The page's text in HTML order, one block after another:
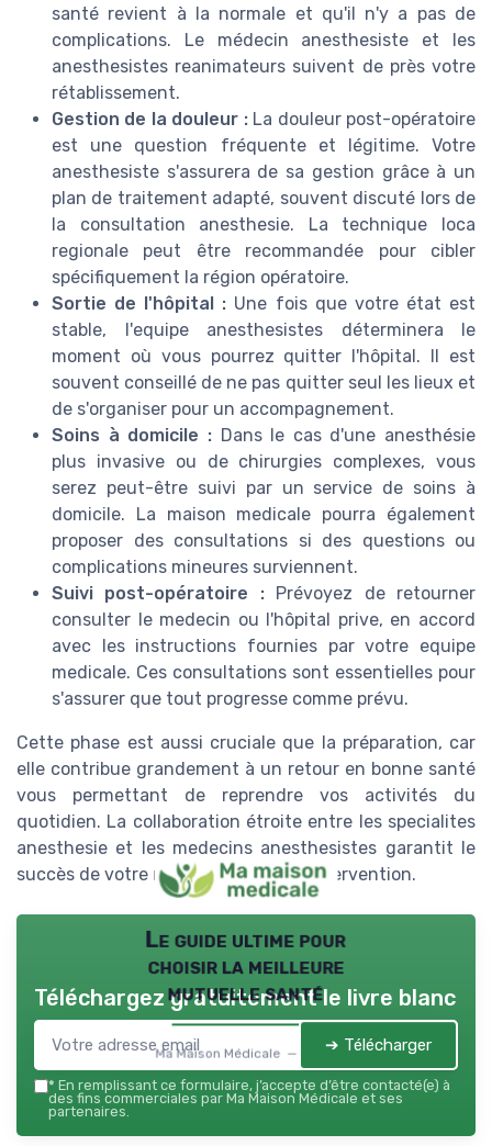
santé revient à la normale et qu'il n'y a pas de
complications. Le médecin anesthesiste et les
anesthesistes reanimateurs suivent de près votre
rétablissement.
Gestion de la douleur :La douleur post-opératoire
est une question fréquente et légitime. Votre
anesthesiste s'assurera de sa gestion grâce à un
plan de traitement adapté, souvent discuté lors de
la consultation anesthesie. La technique loca
regionale peut être recommandée pour cibler
spécifiquement la région opératoire.
Sortie de l'hôpital : Une fois que votre état est
stable, l'equipe anesthesistes déterminera le
moment où vous pourrez quitter l'hôpital. Il est
souvent conseillé de ne pas quitter seul les lieux et
de s'organiser pour un accompagnement.
Soins à domicile :Dans le cas d'une anesthésie
plus invasive ou de chirurgies complexes, vous
serez peut-être suivi par un service de soins à
domicile. La maison medicale pourra également
proposer des consultations si des questions ou
complications mineures surviennent.
Suivi post-opératoire :Prévoyez de retourner
consulter le medecin ou l'hôpital prive, en accord
avec les instructions fournies par votre equipe
medicale. Ces consultations sont essentielles pour
s'assurer que tout progresse comme prévu.
Cette phase est aussi cruciale que la préparation, car
elle contribue grandement à un retour en bonne santé
vous permettant de reprendre vos activités du
quotidien. La collaboration étroite entre les specialites
anesthesie et les medecins anesthesistes garantit le
succès de votre récupération post-intervention.
Le guide ultime pour
choisir la meilleure
mutuelle santé
Ma Maison Médicale — 2026
Téléchargez gratuitement le livre blanc
➔ Télécharger
* En remplissant ce formulaire, j’accepte d’être contacté(e) à
des fins commerciales par Ma Maison Médicale et ses
partenaires.